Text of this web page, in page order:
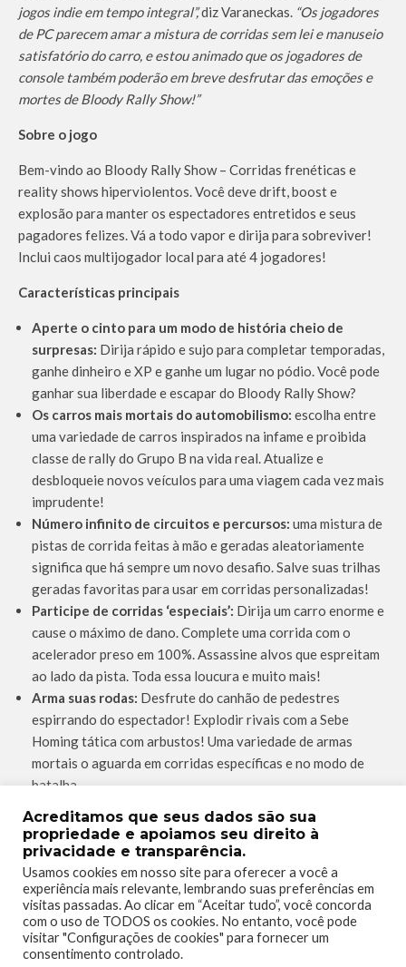
jogos indie em tempo integral”,diz Varaneckas. “Os jogadores
de PC parecem amar a mistura de corridas sem lei e manuseio
satisfatório do carro, e estou animado que os jogadores de
console também poderão em breve desfrutar das emoções e
mortes de Bloody Rally Show!”
Sobre o jogo
Bem-vindo ao Bloody Rally Show – Corridas frenéticas e
reality shows hiperviolentos. Você deve drift, boost e
explosão para manter os espectadores entretidos e seus
pagadores felizes. Vá a todo vapor e dirija para sobreviver!
Inclui caos multijogador local para até 4 jogadores!
Características principais
Aperte o cinto para um modo de história cheio de
surpresas: Dirija rápido e sujo para completar temporadas,
ganhe dinheiro e XP e ganhe um lugar no pódio. Você pode
ganhar sua liberdade e escapar do Bloody Rally Show?
Os carros mais mortais do automobilismo: escolha entre
uma variedade de carros inspirados na infame e proibida
classe de rally do Grupo B na vida real. Atualize e
desbloqueie novos veículos para uma viagem cada vez mais
imprudente!
Número infinito de circuitos e percursos: uma mistura de
pistas de corrida feitas à mão e geradas aleatoriamente
significa que há sempre um novo desafio. Salve suas trilhas
geradas favoritas para usar em corridas personalizadas!
Participe de corridas ‘especiais’: Dirija um carro enorme e
cause o máximo de dano. Complete uma corrida com o
acelerador preso em 100%. Assassine alvos que espreitam
ao lado da pista. Toda essa loucura e muito mais!
Arma suas rodas: Desfrute do canhão de pedestres
espirrando do espectador! Explodir rivais com a Sebe
Homing tática com arbustos! Uma variedade de armas
mortais o aguarda em corridas específicas e no modo de
batalha
Compita com amigos e rivais:
amigos no modo multijogador local para o máximo de
diversão e caos! Prove suas proezas de direção e
reivindique um lugar nas tabelas de classificação!
Jogue como um pedestre:pare de dirigir e siga para a
pista com sua câmera. Encontre o local perfeito para tirar
fotos e ficar ainda mais perto da ação! Apenas tente evitar
se tornar um atropelado …
Acreditamos que seus dados são sua
propriedade e apoiamos seu direito à
privacidade e transparência.
Usamos cookies em nosso site para oferecer a você a
experiência mais relevante, lembrando suas preferências em
visitas passadas. Ao clicar em “Aceitar tudo”, você concorda
com o uso de TODOS os cookies. No entanto, você pode
visitar "Configurações de cookies" para fornecer um
consentimento controlado.